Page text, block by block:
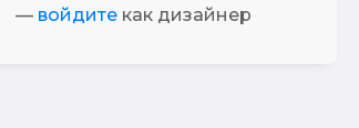
— войдите как дизайнер